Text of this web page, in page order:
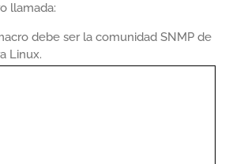
llamada:
debe ser la comunidad SNMP de
Linux.